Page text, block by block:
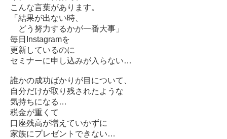
こんな言葉があります。
「結果が出ない時、
どう努力するかが一番大事」
毎日Instagramを
更新しているのに
セミナーに申し込みが入らない…
誰かの成功ばかりが目について、
自分だけが取り残されたような
気持ちになる…
税金が重くて
口座残高が増えていかずに
家族にプレゼントできない…